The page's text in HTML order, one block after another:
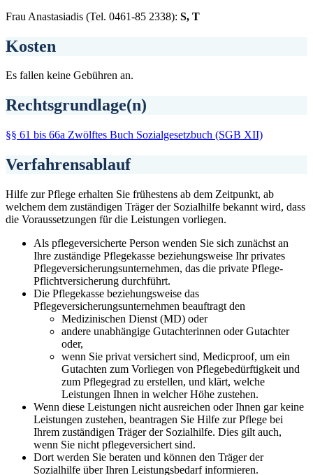
Frau Anastasiadis (Tel. 0461-85 2338): S, T
Kosten
Es fallen keine Gebühren an.
Rechtsgrundlage(n)
§§ 61 bis 66a Zwölftes Buch Sozialgesetzbuch (SGB XII)
Verfahrensablauf
Hilfe zur Pflege erhalten Sie frühestens ab dem Zeitpunkt, ab
welchem dem zuständigen Träger der Sozialhilfe bekannt wird, dass
die Voraussetzungen für die Leistungen vorliegen.
Als pflegeversicherte Person wenden Sie sich zunächst an
Ihre zuständige Pflegekasse beziehungsweise Ihr privates
Pflegeversicherungsunternehmen, das die private Pflege-
Pflichtversicherung durchführt.
Die Pflegekasse beziehungsweise das
Pflegeversicherungsunternehmen beauftragt den
Medizinischen Dienst (MD) oder
andere unabhängige Gutachterinnen oder Gutachter
oder,
wenn Sie privat versichert sind, Medicproof, um ein
Gutachten zum Vorliegen von Pflegebedürftigkeit und
zum Pflegegrad zu erstellen, und klärt, welche
Leistungen Ihnen in welcher Höhe zustehen.
Wenn diese Leistungen nicht ausreichen oder Ihnen gar keine
Leistungen zustehen, beantragen Sie Hilfe zur Pflege bei
Ihrem zuständigen Träger der Sozialhilfe. Dies gilt auch,
wenn Sie nicht pflegeversichert sind.
Dort werden Sie beraten und können den Träger der
Sozialhilfe über Ihren Leistungsbedarf informieren.